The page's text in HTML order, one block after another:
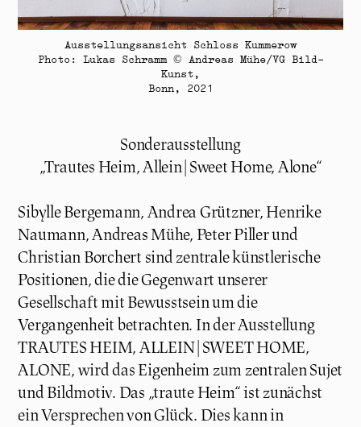
Ausstellungsansicht Schloss Kummerow
Photo: Lukas Schramm © Andreas Mühe/VG Bild-
Kunst,
Bonn, 2021
Sonderausstellung
„Trautes Heim, Allein | Sweet Home, Alone“
Sibylle Bergemann, Andrea Grützner, Henrike
Naumann, Andreas Mühe, Peter Piller und
Christian Borchert sind zentrale künstlerische
Positionen, die die Gegenwart unserer
Gesellschaft mit Bewusstsein um die
Vergangenheit betrachten. In der Ausstellung
TRAUTES HEIM, ALLEIN | SWEET HOME,
ALONE, wird das Eigenheim zum zentralen Sujet
und Bildmotiv. Das „traute Heim“ ist zunächst
ein Versprechen von Glück. Dies kann in